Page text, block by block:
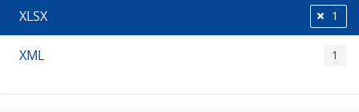
XLSX 1
XML 1